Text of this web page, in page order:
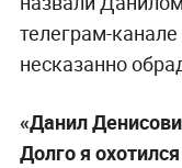
телеграм-
несказанно
«Данил
Долго я